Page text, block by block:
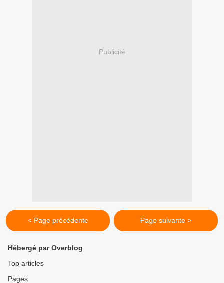
Publicité
< Page précédente Page suivante >
Hébergé par Overblog
Top articles
Pages